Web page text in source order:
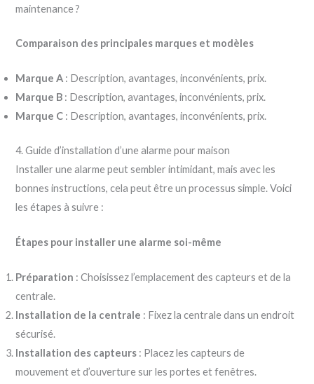
maintenance ?
Comparaison des principales marques et modèles
Marque A : Description, avantages, inconvénients, prix.
Marque B : Description, avantages, inconvénients, prix.
Marque C : Description, avantages, inconvénients, prix.
4. Guide d’installation d’une alarme pour maison
Installer une alarme peut sembler intimidant, mais avec les
bonnes instructions, cela peut être un processus simple. Voici
les étapes à suivre :
Étapes pour installer une alarme soi-même
Préparation : Choisissez l’emplacement des capteurs et de la
centrale.
Installation de la centrale : Fixez la centrale dans un endroit
sécurisé.
Installation des capteurs : Placez les capteurs de
mouvement et d’ouverture sur les portes et fenêtres.